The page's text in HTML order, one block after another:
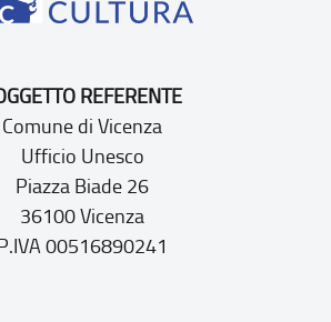
REFERENTE
Comune di Vicenza
Ufficio Unesco
Piazza Biade 26
36100 Vicenza
00516890241